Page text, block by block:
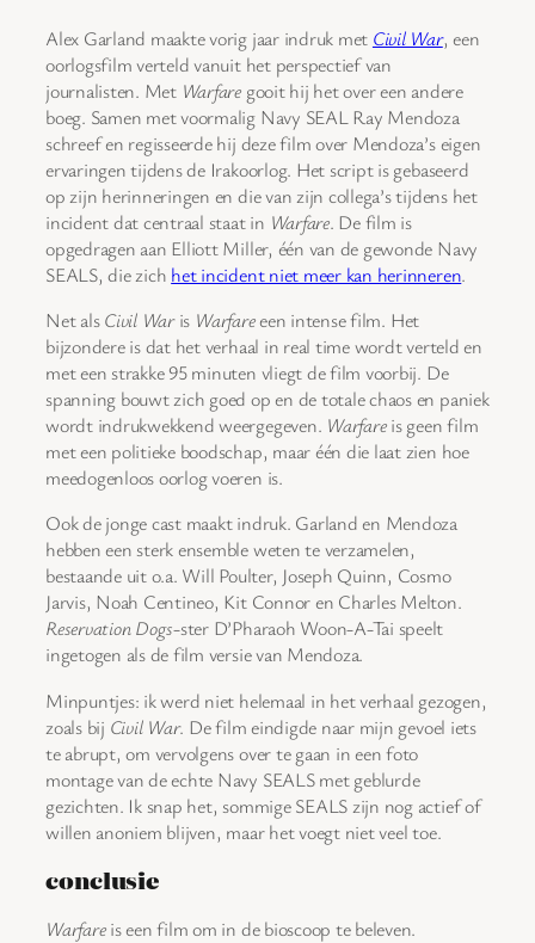
Alex Garland maakte vorig jaar indruk met Civil War, een
oorlogsfilm verteld vanuit het perspectief van
journalisten. Met Warfare gooit hij het over een andere
boeg. Samen met voormalig Navy SEAL Ray Mendoza
schreef en regisseerde hij deze film over Mendoza’s eigen
ervaringen tijdens de Irakoorlog. Het script is gebaseerd
op zijn herinneringen en die van zijn collega’s tijdens het
incident dat centraal staat in Warfare. De film is
opgedragen aan Elliott Miller, één van de gewonde Navy
SEALS, die zich het incident niet meer kan herinneren.
Net alsCivil Waris Warfareeen intense film. Het
bijzondere is dat het verhaal in real time wordt verteld en
met een strakke 95 minuten vliegt de film voorbij. De
spanning bouwt zich goed op en de totale chaos en paniek
wordt indrukwekkend weergegeven. Warfareis geen film
met een politieke boodschap, maar één die laat zien hoe
meedogenloos oorlog voeren is.
Ook de jonge cast maakt indruk. Garland en Mendoza
hebben een sterk ensemble weten te verzamelen,
bestaande uit o.a. Will Poulter, Joseph Quinn, Cosmo
Jarvis, Noah Centineo, Kit Connor en Charles Melton.
Reservation Dogs-ster D’Pharaoh Woon-A-Tai speelt
ingetogen als de film versie van Mendoza.
Minpuntjes: ik werd niet helemaal in het verhaal gezogen,
zoals bij Civil War. De film eindigde naar mijn gevoel iets
te abrupt, om vervolgens over te gaan in een foto
montage van de echte Navy SEALS met geblurde
gezichten. Ik snap het, sommige SEALS zijn nog actief of
willen anoniem blijven, maar het voegt niet veel toe.
conclusie
Warfareis een film om in de bioscoop te beleven.